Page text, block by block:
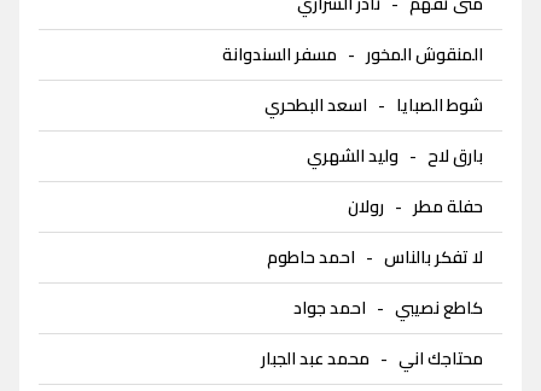
المنقوش المخور - مسفر السندوانة
شوط الصبايا - اسعد البطحري
بارق لاح - وليد الشهري
حفلة مطر - رولان
لا تفكر بالناس - احمد حاطوم
كاطع نصيبي - احمد جواد
محتاجك اني - محمد عبد الجبار